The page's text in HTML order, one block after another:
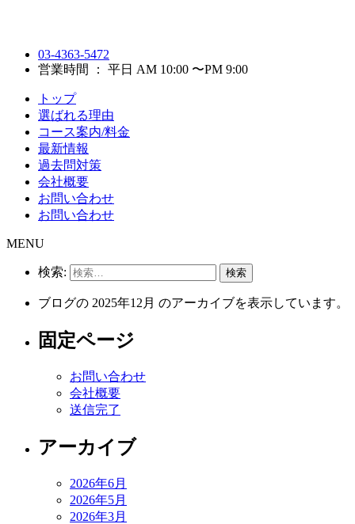
03-4363-5472
営業時間 ： 平日 AM 10:00 〜PM 9:00
トップ
選ばれる理由
コース案内/料金
最新情報
過去問対策
会社概要
お問い合わせ
お問い合わせ
MENU
検索:
ブログの 2025年12月 のアーカイブを表示しています。
固定ページ
お問い合わせ
会社概要
送信完了
アーカイブ
2026年6月
2026年5月
2026年3月